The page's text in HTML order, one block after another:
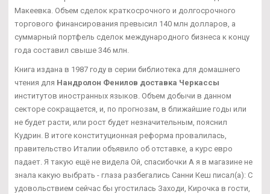
Макеевка. Объем сделок краткосрочного и долгосрочного
торгового финансирования превысил 140 млн долларов, а
суммарный портфель сделок международного бизнеса к концу
года составил свыше 346 млн.
Книга издана в 1987 году в серии библиотека для домашнего
чтения для Нандролон Фенилов доставка Черкассы
институтов иностранных языков. Объем добычи в данном
секторе сокращается, и, по прогнозам, в ближайшие годы или
не будет расти, или рост будет незначительным, пояснил
Кудрин. В итоге конституционная реформа провалилась,
правительство Италии объявило об отставке, а курс евро
падает. Я такую ещё не видела Ой, спасибочки А я в магазине не
знала какую выбрать - глаза разбегались Санни Кеш писал(а): С
удовольствием сейчас бы угостилась Заходи, Кирочка в гости,